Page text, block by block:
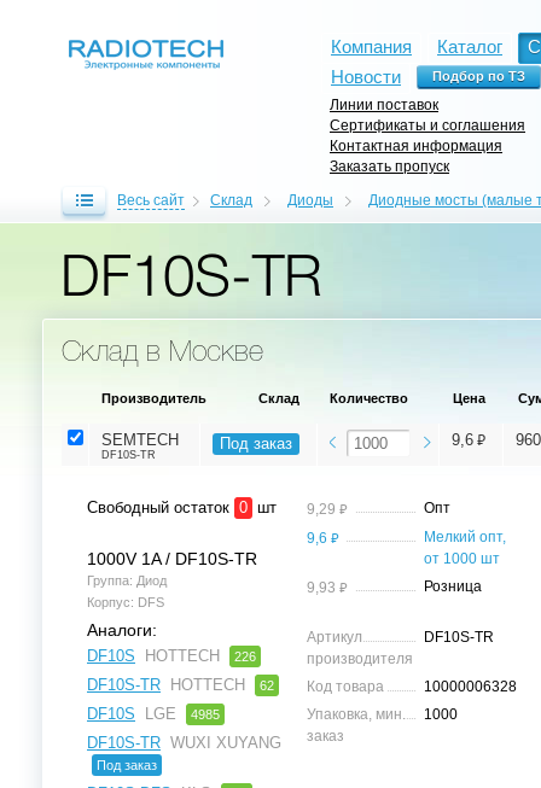
Компания Каталог
Новости
Линии поставок
Сертификаты и соглашения
Контактная информация
Заказать пропуск
Весь сайт Склад Диоды Диодные мосты (малые
DF10S-TR
Склад в Москве
Производитель Склад Количество Цена
SEMTECH
DF10S-TR
Под заказ 9,6 ⃏
Свободный остаток 0 шт
1000V 1A / DF10S-TR
Группа: Диод
Корпус: DFS
Аналоги:
DF10S HOTTECH 226
DF10S-TR HOTTECH 62
DF10S LGE 4985
DF10S-TR WUXI XUYANG
Под заказ
9,29 ⃏
Опт
9,6 ⃏
Мелкий опт,
от 1000 шт
9,93 ⃏ Розница
Артикул
производителя
DF10S-TR
Код товара
10000006328
Упаковка, мин.
заказ
1000